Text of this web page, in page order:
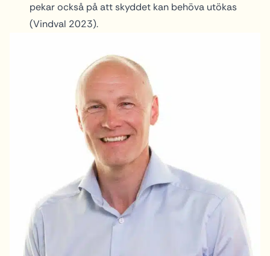
pekar också på att skyddet kan behöva utökas
(Vindval 2023).